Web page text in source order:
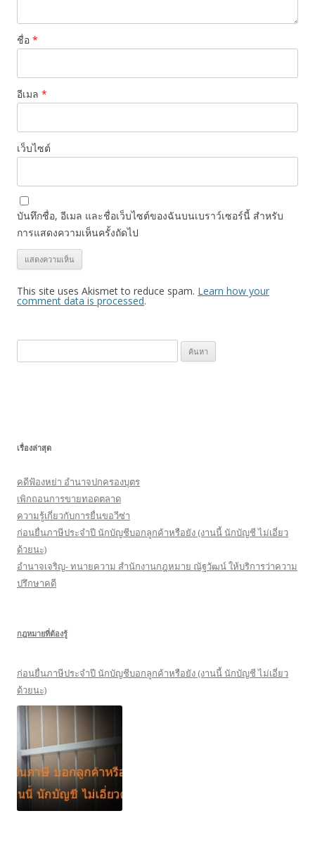
ชื่อ *
อีเมล *
เว็บไซต์
บันทึกชื่อ, อีเมล และชื่อเว็บไซต์ของฉันบนเบราว์เซอร์นี้ สำหรับ
การแสดงความเห็นครั้งถัดไป
This site uses Akismet to reduce spam. Learn how your
comment data is processed.
น
รั
:
เรื่องล่าสุด
คดีฟ้องหย่า อำนาจปกครองบุตร
เพิกถอนการขายทอดตลาด
ความรู้เกี่ยวกับการยื่นขอวีซ่า
ก่อนยื่นภาษีประจำปี นักบัญชีบอกลูกค้าหรือยัง (งานนี้ นักบัญชี ไม่เอี่ยว
ด้วยนะ)
อำนาจเจริญ- ทนายความ สำนักงานกฎหมาย ณัฐวัฒน์ ให้บริการว่าความ
ปรึกษาคดี
กฎหมายที่ต้องรู้
ก่อนยื่นภาษีประจำปี นักบัญชีบอกลูกค้าหรือยัง (งานนี้ นักบัญชี ไม่เอี่ยว
ด้วยนะ)